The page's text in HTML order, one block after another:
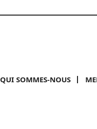
QUI SOMMES-NOUS